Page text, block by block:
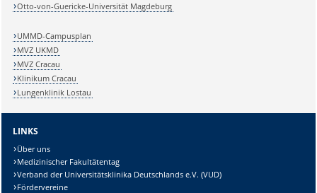
Otto-von-Guericke-Universität Magdeburg
UMMD-Campusplan
MVZ UKMD
MVZ Cracau
Klinikum Cracau
Lungenklinik Lostau
LINKS
Über uns
Medizinischer Fakultätentag
Verband der Universitätsklinika Deutschlands e.V. (VUD)
Fördervereine